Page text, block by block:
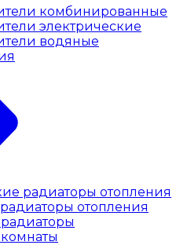
комбинированные
электрические
водяные
радиаторы отопления
отопления